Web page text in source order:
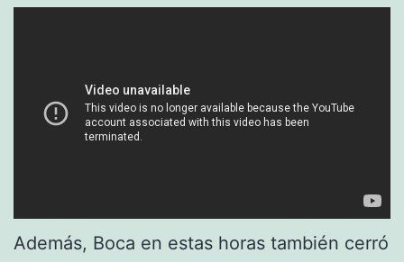
Además, Boca en estas horas también cerró